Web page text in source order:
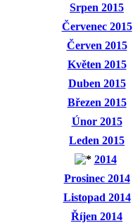
Srpen 2015
Červenec 2015
Červen 2015
Květen 2015
Duben 2015
Březen 2015
Únor 2015
Leden 2015
2014
Prosinec 2014
Listopad 2014
Říjen 2014